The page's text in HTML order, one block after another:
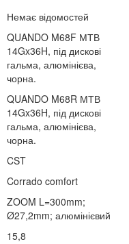
Немає відомостей
QUANDO M68F МТВ
14Gx36H, під дискові
гальма, алюмінієва,
чорна.
QUANDO M68R МТВ
14Gx36H, під дискові
гальма, алюмінієва,
чорна.
CST
Corrado comfort
ZOOM L=300mm;
Ø27,2mm; алюмінієвий
15,8